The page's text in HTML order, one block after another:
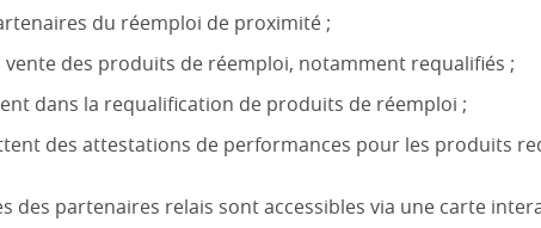
du réemploi de proximité ;
vente des produits de réemploi, notamment requalifiés ;
dans la requalification de produits de réemploi ;
des attestations de performances pour les produits
des partenaires relais sont accessibles via une carte